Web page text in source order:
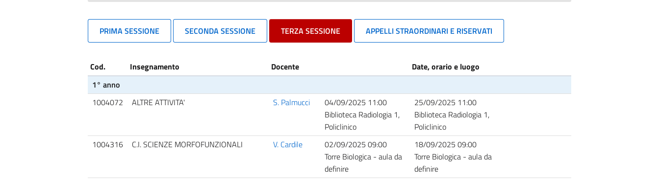
PRIMA SESSIONE SECONDA SESSIONE TERZA SESSIONE APPELLI STRAORDINARI E RISERVATI
Cod. Insegnamento Docente
Date, orario e luogo
1° anno
1004072
ALTRE ATTIVITA' S. Palmucci
04/09/2025 11:00
Biblioteca Radiologia 1,
Policlinico
25/09/2025 11:00
Biblioteca Radiologia 1,
Policlinico
1004316
C.I. SCIENZE MORFOFUNZIONALI V. Cardile
02/09/2025 09:00
Torre Biologica - aula da
definire
18/09/2025 09:00
Torre Biologica - aula da
definire